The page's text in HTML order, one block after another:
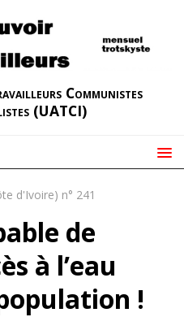
Communistes
(UATCI)
d'Ivoire) n° 241
de
à l’eau
!